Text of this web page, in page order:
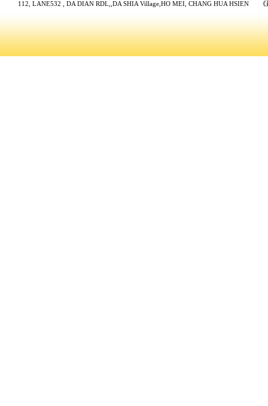
112, LANE532 , DA DIAN RDL,,DA SHIA Village,HO MEI, CHANG HUA HSIEN